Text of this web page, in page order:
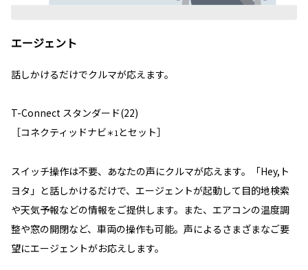
エージェント
話しかけるだけでクルマが応えます。
T-Connect スタンダード(22)
［コネクティッドナビ＊1 とセット］
スイッチ操作は不要、あなたの声にクルマが応えます。「Hey,ト
ヨタ」と話しかけるだけで、エージェントが起動して目的地検索
や天気予報などの情報をご提供します。また、エアコンの温度調
整や窓の開閉など、車両の操作も可能。声によるさまざまなご要
望にエージェントがお応えします。